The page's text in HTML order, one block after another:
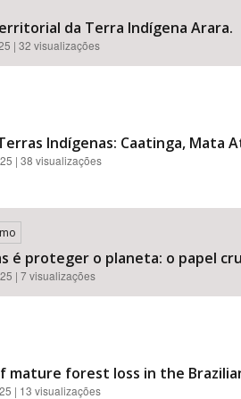
da Terra Indígena Arara.
| 32 visualizações
Indígenas: Caatinga, Mata
| 38 visualizações
é proteger o planeta: o papel
| 7 visualizações
mature forest loss in the
| 13 visualizações